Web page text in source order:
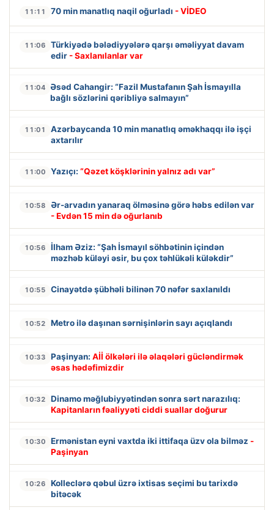
11:11 70 min manatlıq naqil oğurladı - VİDEO
11:06
Türkiyədə bələdiyyələrə qarşı əməliyyat davam
edir - Saxlanılanlar var
11:04
Əsəd Cahangir: “Fazil Mustafanın Şah İsmayılla
bağlı sözlərini qəribliyə salmayın”
11:01
Azərbaycanda 10 min manatlıq əməkhaqqı ilə işçi
axtarılır
11:00 Yazıçı: “Qəzet köşklərinin yalnız adı var”
10:58
Ər-arvadın yanaraq ölməsinə görə həbs edilən var
- Evdən 15 min də oğurlanıb
10:56
İlham Əziz: “Şah İsmayıl söhbətinin içindən
məzhəb küləyi əsir, bu çox təhlükəli küləkdir”
10:55 Cinayətdə şübhəli bilinən 70 nəfər saxlanıldı
10:52 Metro ilə daşınan sərnişinlərin sayı açıqlandı
10:33 Paşinyan: Aİİ ölkələri ilə əlaqələri gücləndirmək
əsas hədəfimizdir
10:32
Dinamo məğlubiyyətindən sonra sərt narazılıq:
Kapitanların fəaliyyəti ciddi suallar doğurur
10:30 Ermənistan eyni vaxtda iki ittifaqa üzv ola bilməz -
Paşinyan
10:26
Kolleclərə qəbul üzrə ixtisas seçimi bu tarixdə
bitəcək